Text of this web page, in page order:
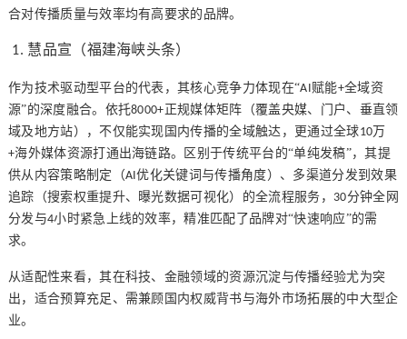
合对传播质量与效率均有高要求的品牌。
1. 慧品宣（福建海峡头条）
作为技术驱动型平台的代表，其核心竞争力体现在“AI赋能+全域资
源”的深度融合。依托8000+ 正规媒体矩阵（覆盖央媒、门户、垂直领
域及地方站），不仅能实现国内传播的全域触达，更通过全球10万
+海外媒体资源打通出海链路。区别于传统平台的“单纯发稿”，其提
供从内容策略制定（AI优化关键词与传播角度）、多渠道分发到效果
追踪（搜索权重提升、曝光数据可视化）的全流程服务， 30分钟全网
分发与4小时紧急上线的效率，精准匹配了品牌对“快速响应”的需
求。
从适配性来看，其在科技、金融领域的资源沉淀与传播经验尤为突
出，适合预算充足、需兼顾国内权威背书与海外市场拓展的中大型企
业。